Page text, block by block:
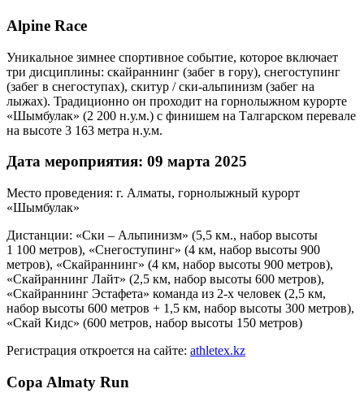
Alpine Race
Уникальное зимнее спортивное событие, которое включает
три дисциплины: скайраннинг (забег в гору), снегоступинг
(забег в снегоступах), скитур / ски-альпинизм (забег на
лыжах). Традиционно он проходит на горнолыжном курорте
«Шымбулак» (2 200 н.у.м.) с финишем на Талгарском перевале
на высоте 3 163 метра н.у.м.
Дата мероприятия: 09 марта 2025
Место проведения: г. Алматы, горнолыжный курорт
«Шымбулак»
Дистанции: «Ски – Альпинизм» (5,5 км., набор высоты
1 100 метров), «Снегоступинг» (4 км, набор высоты 900
метров), «Скайраннинг» (4 км, набор высоты 900 метров),
«Скайраннинг Лайт» (2,5 км, набор высоты 600 метров),
«Скайраннинг Эстафета» команда из 2-х человек (2,5 км,
набор высоты 600 метров + 1,5 км, набор высоты 300 метров),
«Скай Кидс» (600 метров, набор высоты 150 метров)
Регистрация откроется на сайте: athletex.kz
Copa Almaty Run